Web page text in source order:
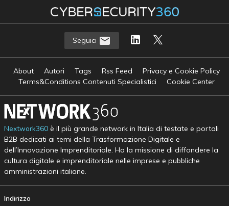
Seguici
About Autori Tags Rss Feed
Privacy e Cookie Policy
Terms&Conditions Contenuti Specialistici
Cookie Center
Nextwork360è il più grande network in Italia di testate e portali
B2B dedicati ai temi della Trasformazione Digitale e
dell’Innovazione Imprenditoriale. Ha la missione di diffondere la
cultura digitale e imprenditoriale nelle imprese e pubbliche
amministrazioni italiane.
Indirizzo